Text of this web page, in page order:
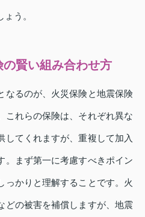
う。
賢い組み合わせ方
なるのが、火災保険と地震保険
これらの保険は、それぞれ異な
してくれますが、重複して加入
。まず第一に考慮すべきポイン
っかりと理解することです。火
どの被害を補償しますが、地震